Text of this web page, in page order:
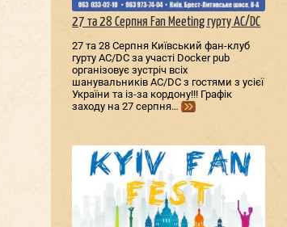
27 та 28 Серпня Fan Meeting гурту AC/DС
27 та 28 Серпня Київський фан-клуб
гурту AC/DС за участі Docker pub
організовує зустріч всіх
шанувальників AC/DС з гостями з усієї
України та із-за кордону!!! Графік
заходу на 27 серпня…